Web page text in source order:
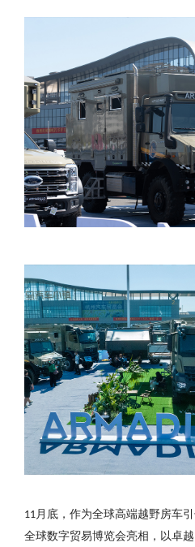
11 月底，作为全球高端越野房车
全球数字贸易博览会亮相，以卓